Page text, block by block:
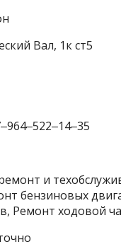
Вал, 1к ст5
и
бензиновых
Ремонт ходовой